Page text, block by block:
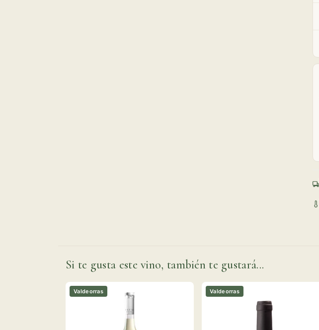
Si te gusta este vino, también te gustará...
Valdeorras Valdeorras